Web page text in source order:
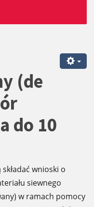
(de
do 10
wnioski o
siewnego
w ramach pomocy